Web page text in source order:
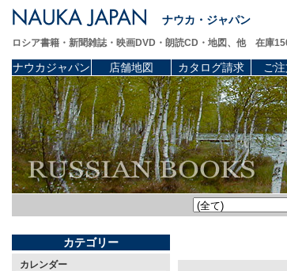
ナウカ・ジャパン
ロシア書籍・新聞雑誌・映画DVD・朗読CD・地図、他 在庫
ナウカジャパン 店舗地図 カタログ請求 ご
カテゴリー
カレンダー